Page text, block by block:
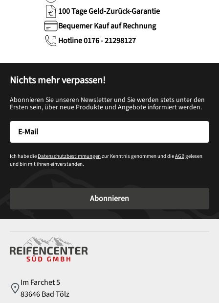
100 Tage Geld-Zurück-Garantie
Bequemer Kauf auf Rechnung
Hotline 0176 - 21298127
Nichts mehr verpassen!
Abonnieren Sie unseren Newsletter und Sie werden stets unter den
Ersten sein, über neue Produkte und Angebote informiert werden.
Ich habe die Datenschutzbestimmungenzur Kenntnis genommen und dieAGBgelesen
und bin mit ihnen einverstanden.
Abonnieren
Im Farchet 5
83646 Bad Tölz